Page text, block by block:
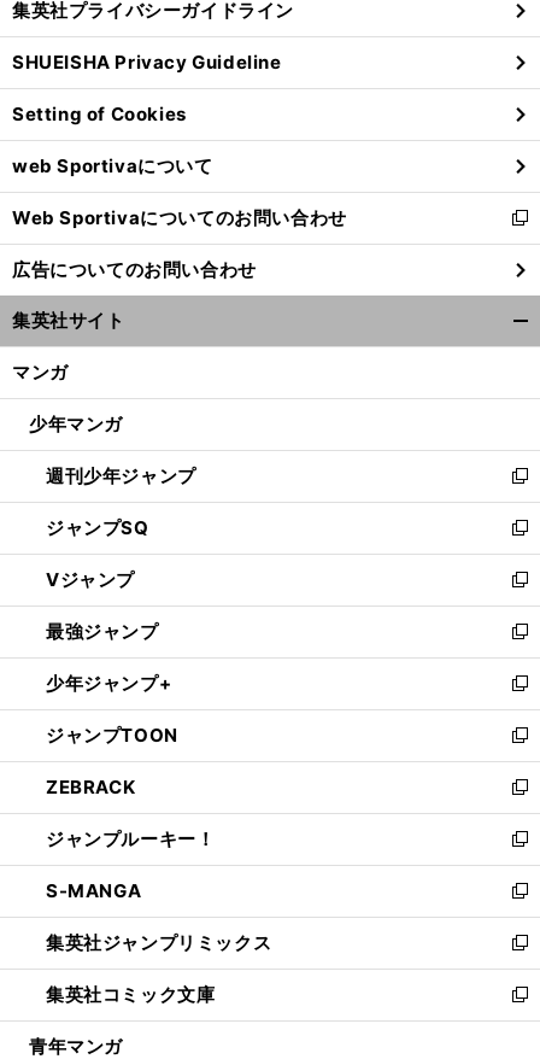
る
い
ウ
ィ
ン
ド
ウ
で
開
く
集英社プライバシーガイドライン
SHUEISHA Privacy Guideline
Setting of Cookies
web Sportivaについて
Web Sportivaについてのお問い合わせ
新
し
い
ウ
ィ
ン
ウ
開
く
広告についてのお問い合わせ
集英社サイト
マンガ
少年マンガ
週刊少年ジャンプ
新
し
い
ウ
ィ
ン
ド
ウ
で
開
く
ジャンプSQ
新
し
い
ウ
ィ
ン
ド
ウ
で
開
く
Vジャンプ
新
し
い
ウ
ィ
ン
ド
ウ
で
開
く
最強ジャンプ
新
し
い
ウ
ィ
ン
ド
ウ
で
開
く
少年ジャンプ+
新
し
い
ウ
ィ
ン
ド
ウ
で
開
く
ジャンプTOON
新
し
い
ウ
ィ
ン
ド
ウ
で
開
く
ZEBRACK
新
し
い
ウ
ィ
ン
ド
ウ
で
開
ジャンプルーキー！
新
し
い
ウ
ィ
ン
ド
ウ
S-MANGA
新
し
い
ウ
ィ
ン
集英社ジャンプリミックス
新
し
い
ウ
集英社コミック文庫
新
し
青年マンガ